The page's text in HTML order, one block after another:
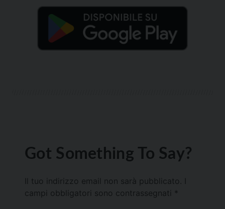
Got Something To Say?
Il tuo indirizzo email non sarà pubblicato.
campi obbligatori sono contrassegnati *